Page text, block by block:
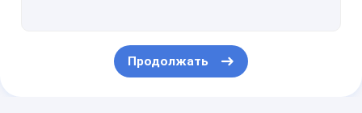
Вставки плашек схвата
Продолжать